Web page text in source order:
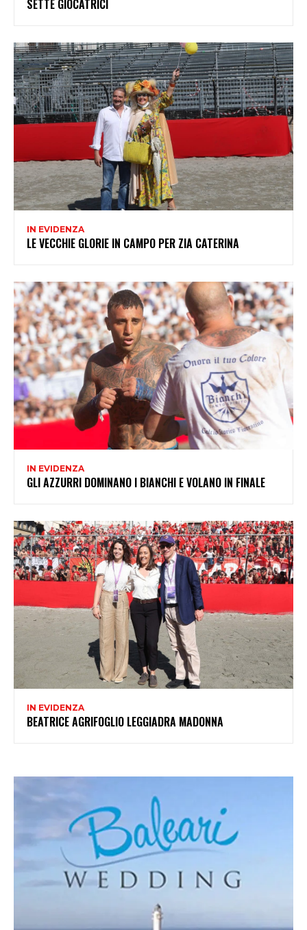
SETTE GIOCATRICI
IN EVIDENZA
LE VECCHIE GLORIE IN CAMPO PER ZIA CATERINA
IN EVIDENZA
GLI AZZURRI DOMINANO I BIANCHI E VOLANO IN FINALE
IN EVIDENZA
BEATRICE AGRIFOGLIO LEGGIADRA MADONNA